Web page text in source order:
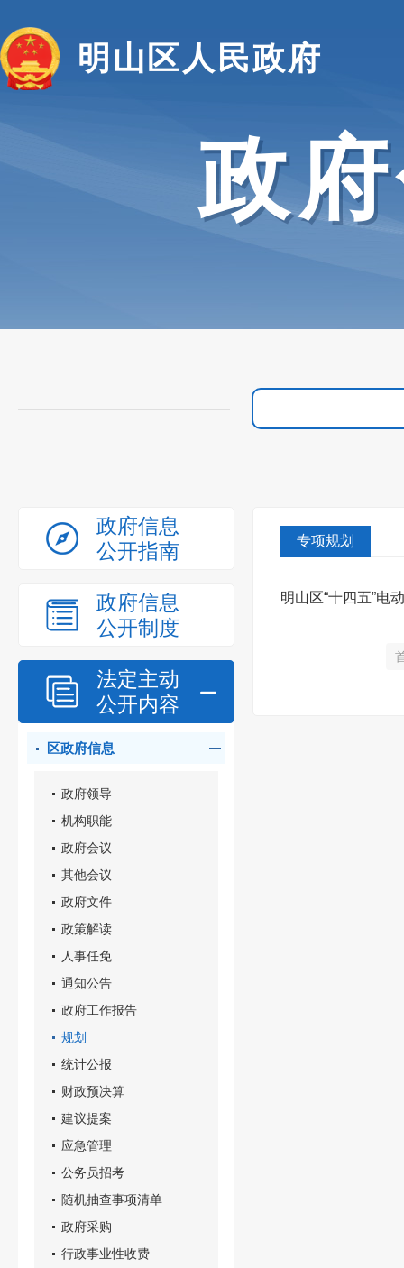
明山区人民政府
政
政府信息
公开指南
政府信息
公开制度
法定主动
公开内容
区政府信息
政府领导
机构职能
政府会议
其他会议
政府文件
政策解读
人事任免
通知公告
政府工作报告
规划
统计公报
财政预决算
建议提案
应急管理
公务员招考
随机抽查事项清单
政府采购
行政事业性收费
专项规划
明山区“十四五”电